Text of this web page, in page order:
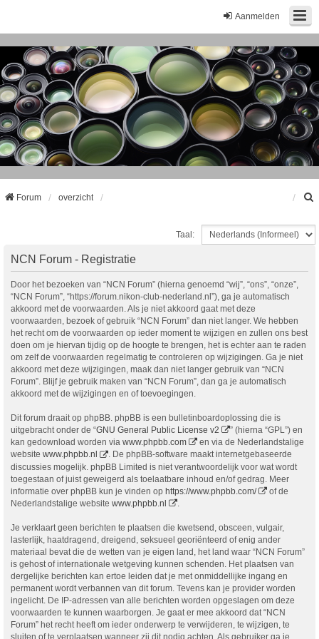
Aanmelden
Forum overzicht
Taal:
NCN Forum - Registratie
Door het bezoeken van “NCN Forum” (hierna genoemd “wij”, “ons”, “onze”,
“NCN Forum”, “https://forum.nikon-club-nederland.nl”), ga je automatisch
akkoord met de voorwaarden. Als je niet akkoord gaat met deze
voorwaarden, bezoek of gebruik “NCN Forum” dan niet langer. We hebben
het recht om de voorwaarden op ieder moment te wijzigen en zullen ons best
doen om je hiervan tijdig op de hoogte te brengen, het is echter aan te raden
om zelf de voorwaarden regelmatig te controleren op wijzigingen. Ga je niet
akkoord met deze wijzigingen, maak dan niet langer gebruik van “NCN
Forum”. Blijf je gebruik maken van “NCN Forum”, dan ga je automatisch
akkoord met de wijzigingen en of toevoegingen.
Dit forum draait op phpBB. phpBB is een bulletinboardoplossing die is
uitgebracht onder de “GNU General Public License v2
” (hierna “GPL”) en
kan gedownload worden via www.phpbb.com
en via de Nederlandstalige
website www.phpbb.nl
. De phpBB-software maakt internetgebaseerde
discussies mogelijk. phpBB Limited is niet verantwoordelijk voor wat wordt
toegestaan of juist geweigerd als toelaatbare inhoud en/of gedrag. Meer
informatie over phpBB kun je vinden op https://www.phpbb.com/
of de
Nederlandstalige website www.phpbb.nl .
Je verklaart geen berichten te plaatsen die kwetsend, obsceen, vulgair,
lasterlijk, haatdragend, dreigend, seksueel georiënteerd of enig ander
materiaal bevat die de wetten van je eigen land, het land waar “NCN Forum”
is gehost of internationale wetgeving kunnen schenden. Het plaatsen van
dergelijke berichten kan ertoe leiden dat je met onmiddellijke ingang en
permanent wordt verbannen van dit forum. Tevens kan je provider worden
ingelicht. De IP-adressen van alle berichten worden opgeslagen om deze
voorwaarden te kunnen waarborgen. Je gaat er mee akkoord dat “NCN
Forum” het recht heeft om ieder onderwerp te verwijderen, te wijzigen, te